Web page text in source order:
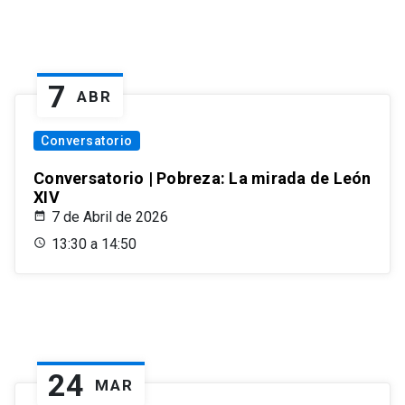
7 ABR
Conversatorio
Conversatorio | Pobreza: La mirada de León
XIV
7 de Abril de 2026
13:30 a 14:50
24 MAR